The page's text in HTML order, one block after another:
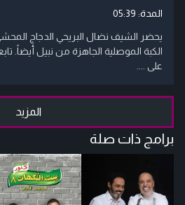
المدة: 05:39
يحضر الشيف نضال البريحي الدجاج
الكبة الموصلية الجاهزة من نبيل أيضاً.
على ....
المزيد
برامج ذات صلة